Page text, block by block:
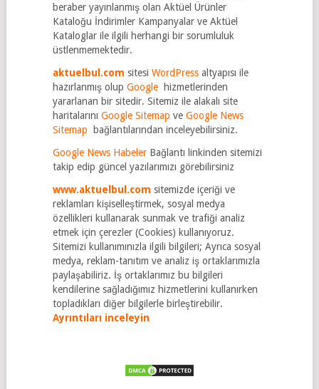
beraber yayınlanmış olan Aktüel Ürünler
Kataloğu İndirimler Kampanyalar ve Aktüel
Kataloglar ile ilgili herhangi bir sorumluluk
üstlenmemektedir.
aktuelbul.com sitesi WordPressaltyapısı ile
hazırlanmış olup Googlehizmetlerinden
yararlanan bir sitedir. Sitemiz ile alakalı site
haritalarını Google Sitemap ve Google News
Sitemap
bağlantılarından inceleyebilirsiniz.
Google News Habeler Bağlantı linkinden sitemizi
takip edip güncel yazılarımızı görebilirsiniz
www.aktuelbul.com sitemizde içeriği ve
reklamları kişiselleştirmek, sosyal medya
özellikleri kullanarak sunmak ve trafiği analiz
etmek için çerezler (Cookies) kullanıyoruz.
Sitemizi kullanımınızla ilgili bilgileri; Ayrıca sosyal
medya, reklam-tanıtım ve analiz iş ortaklarımızla
paylaşabiliriz. İş ortaklarımız bu bilgileri
kendilerine sağladığımız hizmetlerini kullanırken
topladıkları diğer bilgilerle birleştirebilir.
Ayrıntıları inceleyin